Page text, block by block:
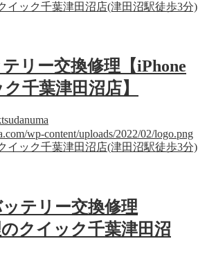
イック千葉津田沼店(津田沼駅徒歩3分)
リー交換修理【iPhone
千葉津田沼店】
wp-content/uploads/2022/02/logo.png
イック千葉津田沼店(津田沼駅徒歩3分)
テリー交換修理
のクイック千葉津田沼